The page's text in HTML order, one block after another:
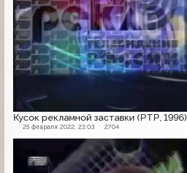
Кусок рекламной заставки (РТР, 1996)
25 февраля 2022, 23:03 2704